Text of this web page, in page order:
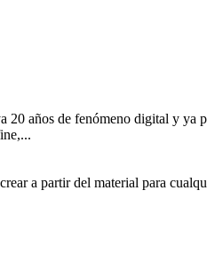
años de fenómeno digital y ya
a partir del material para